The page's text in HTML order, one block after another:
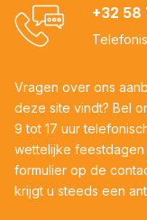
+32 58
Vragen over ons
deze site vindt? Bel
9 tot 17 uur
wettelijke
formulier op de
krijgt u steeds een